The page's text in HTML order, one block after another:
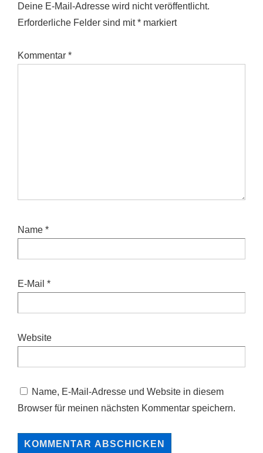
Deine E-Mail-Adresse wird nicht veröffentlicht.
Erforderliche Felder sind mit* markiert
Kommentar *
Name *
E-Mail *
Website
Name, E-Mail-Adresse und Website in diesem
Browser für meinen nächsten Kommentar speichern.